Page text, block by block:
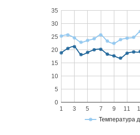
Температура
1 3 5 7 9 11
0
5
10
15
20
25
30
35